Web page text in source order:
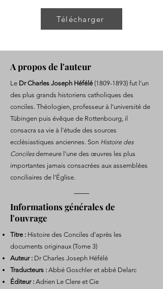
Télécharger
A propos de l'auteur
Le Dr Charles Joseph Héfélé (1809-1893) fut l'un
des plus grands historiens catholiques des
conciles. Théologien, professeur à l'université de
Tübingen puis évêque de Rottenbourg, il
consacra sa vie à l'étude des sources
ecclésiastiques anciennes. Son Histoire des
Concilesdemeure l'une des œuvres les plus
importantes jamais consacrées aux assemblées
conciliaires de l'Église.
Informations générales de
l'ouvrage
Titre : Histoire des Conciles d'après les
documents originaux (Tome 3)
Auteur : Dr Charles Joseph Héfélé
Traducteurs : Abbé Goschler et abbé Delarc
Éditeur : Adrien Le Clere et Cie